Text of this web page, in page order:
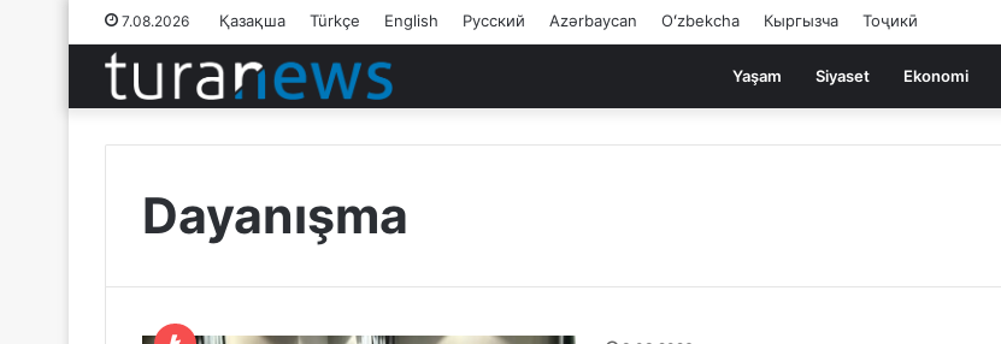
7.08.2026 Қазақша Türkçe English Русский Azərbaycan Oʻzbekcha Кыргызча Тоҷикӣ
Yaşam Siyaset Ekonomi
Dayanışma